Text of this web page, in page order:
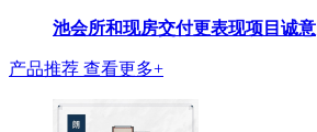
池会所和现房交付更表现项目诚意
产品推荐 查看更多+